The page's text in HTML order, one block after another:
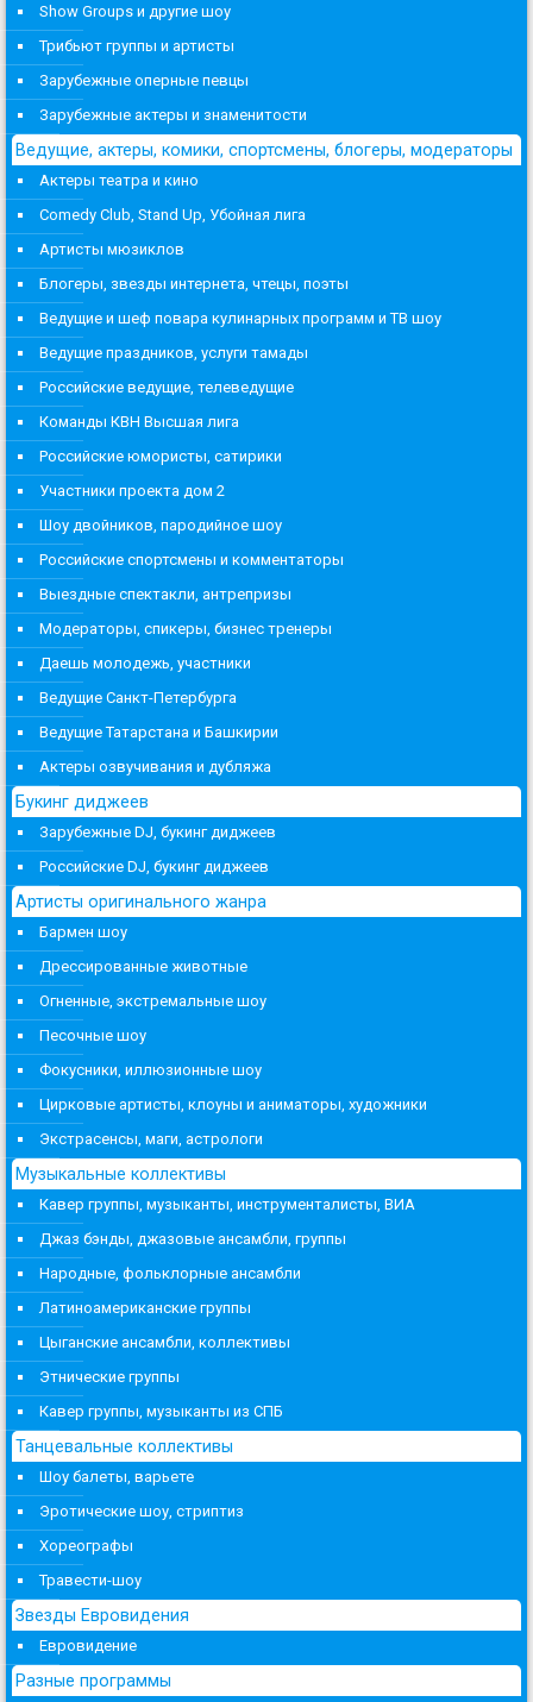
Show Groups и другие шоу
Трибьют группы и артисты
Зарубежные оперные певцы
Зарубежные актеры и знаменитости
Ведущие, актеры, комики, спортсмены, блогеры, модераторы
Актеры театра и кино
Comedy Club, Stand Up, Убойная лига
Артисты мюзиклов
Блогеры, звезды интернета, чтецы, поэты
Ведущие и шеф повара кулинарных программ и ТВ шоу
Ведущие праздников, услуги тамады
Российские ведущие, телеведущие
Команды КВН Высшая лига
Российские юмористы, сатирики
Участники проекта дом 2
Шоу двойников, пародийное шоу
Российские спортсмены и комментаторы
Выездные спектакли, антрепризы
Модераторы, спикеры, бизнес тренеры
Даешь молодежь, участники
Ведущие Санкт-Петербурга
Ведущие Татарстана и Башкирии
Актеры озвучивания и дубляжа
Букинг диджеев
Зарубежные DJ, букинг диджеев
Российские DJ, букинг диджеев
Артисты оригинального жанра
Бармен шоу
Дрессированные животные
Огненные, экстремальные шоу
Песочные шоу
Фокусники, иллюзионные шоу
Цирковые артисты, клоуны и аниматоры, художники
Экстрасенсы, маги, астрологи
Музыкальные коллективы
Кавер группы, музыканты, инструменталисты, ВИА
Джаз бэнды, джазовые ансамбли, группы
Народные, фольклорные ансамбли
Латиноамериканские группы
Цыганские ансамбли, коллективы
Этнические группы
Кавер группы, музыканты из СПБ
Танцевальные коллективы
Шоу балеты, варьете
Эротические шоу, стриптиз
Хореографы
Травести-шоу
Звезды Евровидения
Евровидение
Разные программы